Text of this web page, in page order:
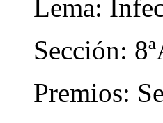
Lema:
Sección:
Premios: